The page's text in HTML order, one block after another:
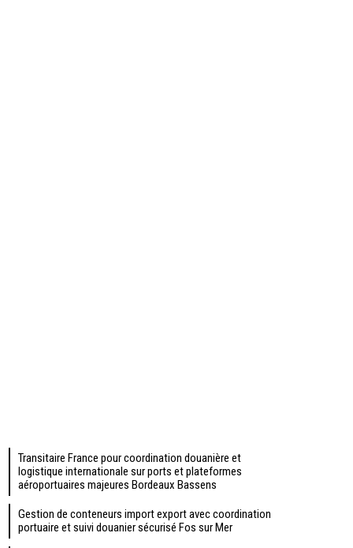
Transitaire France pour coordination douanière et
logistique internationale sur ports et plateformes
aéroportuaires majeures Bordeaux Bassens
Gestion de conteneurs import export avec coordination
portuaire et suivi douanier sécurisé Fos sur Mer